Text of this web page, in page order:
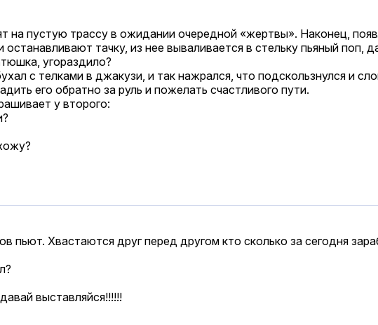
на пустую трассу в ожидании очередной «жертвы». Наконец,
тачку, из нее вываливается в стельку пьяный поп,
угораздило?
с телками в джакузи, и так нажрался, что подскользнулся и
его обратно за руль и пожелать счастливого пути.
у второго:
пьют. Хвастаются друг перед другом кто сколько за сегодня
выставляйся!!!!!!